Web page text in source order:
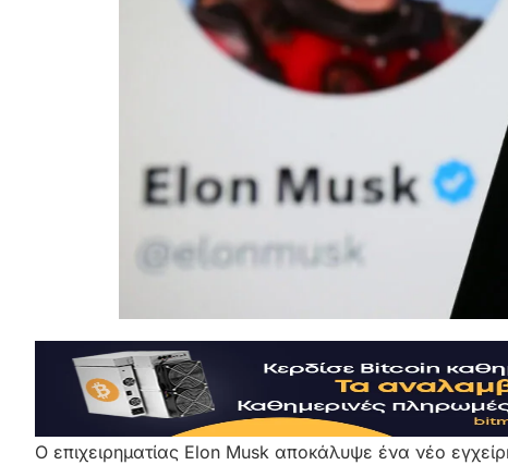
Ο επιχειρηματίας Elon Musk αποκάλυψε ένα νέο